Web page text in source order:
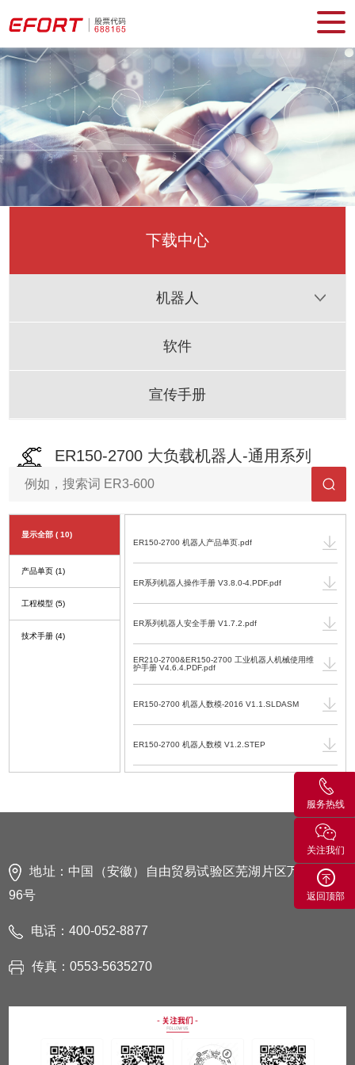
下载中心
机器人
软件
宣传手册
ER150-2700 大负载机器人-通用系列
显示全部 ( 10)
产品单页 (1)
工程模型 (5)
技术手册 (4)
ER150-2700 机器人产品单页.pdf
ER系列机器人操作手册 V3.8.0-4.PDF.pdf
ER系列机器人安全手册 V1.7.2.pdf
ER210-2700&ER150-2700 工业机器人机械使用维
护手册 V4.6.4.PDF.pdf
ER150-2700 机器人数模-2016 V1.1.SLDASM
ER150-2700 机器人数模 V1.2.STEP
EC3-M型2层控制柜数模（通用型）V1.0.STEP
EC3-M型控制柜电气使用维护手册 V1.1.4.PDF.pdf
地址：中国（安徽）自由贸易试验区芜湖片区万春东路
96号
电话：400-052-8877
传真：0553-5635270
服务热线
关注我们
返回顶部